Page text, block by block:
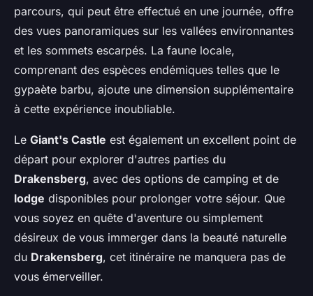
parcours, qui peut être effectué en une journée, offre
des vues panoramiques sur les vallées environnantes
et les sommets escarpés. La faune locale,
comprenant des espèces endémiques telles que le
gypaète barbu, ajoute une dimension supplémentaire
à cette expérience inoubliable.
Le Giant's Castle est également un excellent point de
départ pour explorer d'autres parties du
Drakensberg, avec des options de camping et de
lodge disponibles pour prolonger votre séjour. Que
vous soyez en quête d'aventure ou simplement
désireux de vous immerger dans la beauté naturelle
du Drakensberg, cet itinéraire ne manquera pas de
vous émerveiller.